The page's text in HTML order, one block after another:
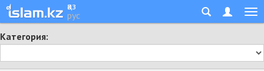
қаз
рус
Категория: